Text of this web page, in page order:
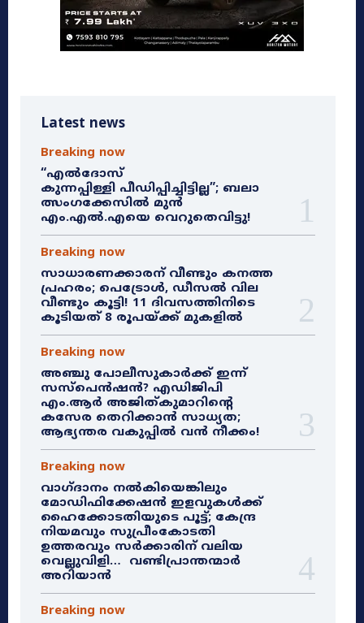
Latest news
Breaking now
“എൽദോസ്
കുന്നപ്പിള്ളി പീഡിപ്പിച്ചിട്ടില്ല”; ബലാ
ത്സംഗക്കേസിൽ മുൻ
എം.എൽ.എയെ വെറുതെവിട്ടു!
Breaking now
സാധാരണക്കാരന് വീണ്ടും കനത്ത
പ്രഹരം; പെട്രോൾ, ഡീസൽ വില
വീണ്ടും കൂട്ടി! 11 ദിവസത്തിനിടെ
കൂടിയത് 8 രൂപയ്ക്ക് മുകളിൽ
Breaking now
അഞ്ചു പോലീസുകാർക്ക് ഇന്ന്
സസ്‌പെൻഷൻ? എഡിജിപി
എം.ആർ അജിത്കുമാറിൻ്റെ
കസേര തെറിക്കാൻ സാധ്യത;
ആഭ്യന്തര വകുപ്പിൽ വൻ നീക്കം!
Breaking now
വാഗ്ദാനം നൽകിയെങ്കിലും
മോഡിഫിക്കേഷൻ ഇളവുകൾക്ക്
ഹൈക്കോടതിയുടെ പൂട്ട്; കേന്ദ്ര
നിയമവും സുപ്രീംകോടതി
ഉത്തരവും സർക്കാരിന് വലിയ
വെല്ലുവിളി… വണ്ടിപ്രാന്തന്മാർ
അറിയാൻ
Breaking now